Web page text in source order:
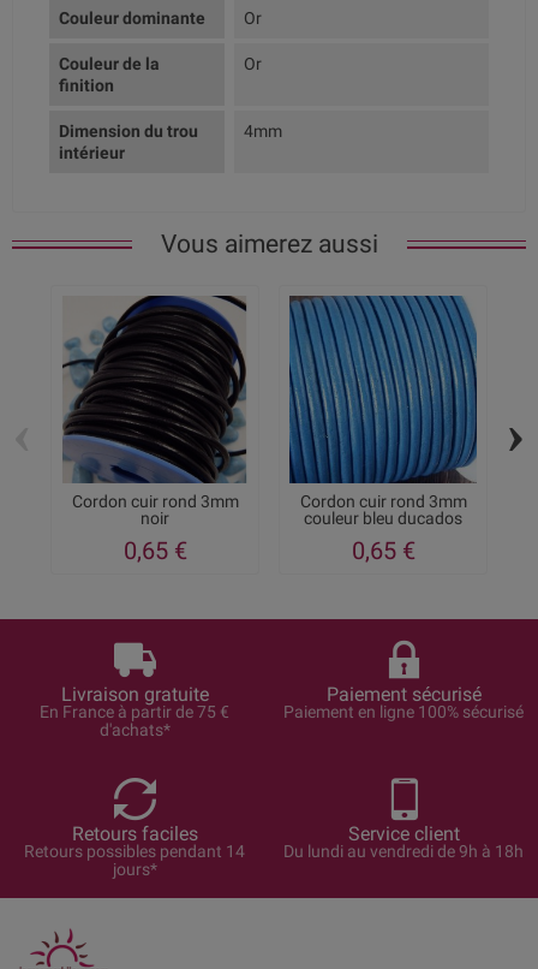
Couleur dominante Or
Couleur de la
finition
Or
Dimension du trou
intérieur
4mm
Vous aimerez aussi
Cordon cuir rond 3mm
noir
0,65 €
Cordon cuir rond 3mm
couleur bleu ducados
0,65 €
›
Livraison gratuite
En France à partir de 75 €
d'achats*
Paiement sécurisé
Paiement en ligne 100% sécurisé
Retours faciles
Retours possibles pendant 14
jours*
Service client
Du lundi au vendredi de 9h à 18h